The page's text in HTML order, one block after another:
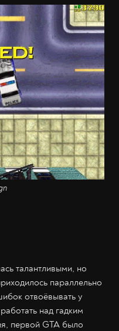
талантливыми, но
параллельно
отвоёвывать у
над гадким
первой GTA было